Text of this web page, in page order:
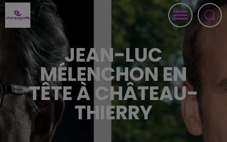
JEAN-LUC
MÉLENCHON EN
TÊTE À CHÂTEAU-
THIERRY